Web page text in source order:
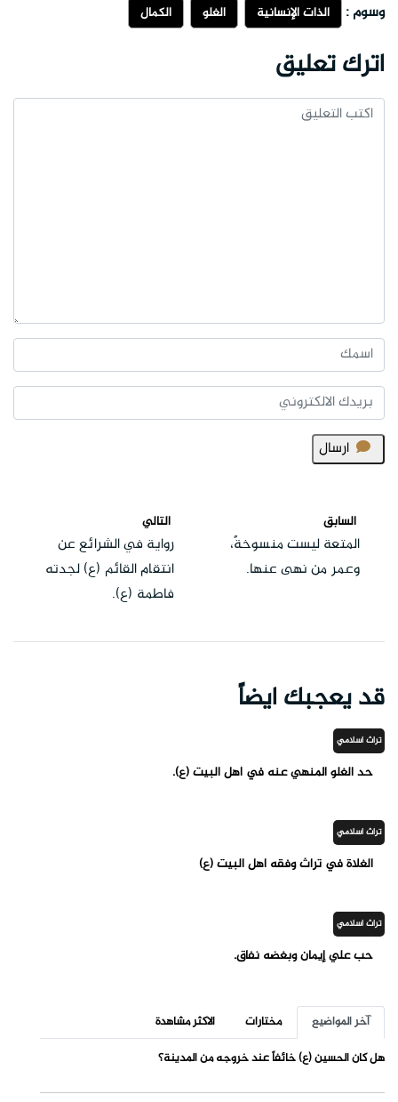
وسوم : الذات الإنسانية الغلو الكمال
اترك تعليق
ارسال
السابق
المتعة ليست منسوخةً،
وعمر من نهى عنها.
التالي
رواية في الشرائع عن
انتقام القائم (ع) لجدته
فاطمة (ع).
قد يعجبك ايضاً
تراث اسلامي
حد الغلو المنهي عنه في أهل البيت (ع).
تراث اسلامي
الغلاة في تراث وفقه اهل البيت (ع)
تراث اسلامي
حب علي إيمان وبغضه نفاق.
آخر المواضيع مختارات
الاكثر مشاهدة
هل كان الحسين (ع) خائفاً عند خروجه من المدينة؟